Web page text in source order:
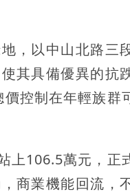
，以中山北路三
其具備優異的抗
控制在年輕族群
上106.5萬元，正
商業機能回流，